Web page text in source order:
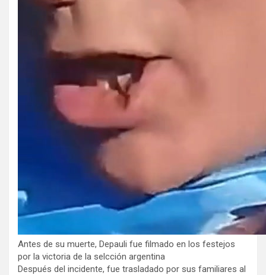
Antes de su muerte, Depauli fue filmado en los festejos
por la victoria de la selcción argentina
Después del incidente, fue trasladado por sus familiares al